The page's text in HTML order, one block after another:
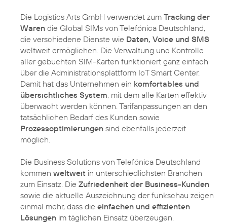
Die Logistics Arts GmbH verwendet zum Tracking der
Waren die Global SIMs von Telefónica Deutschland,
die verschiedene Dienste wie Daten, Voice und SMS
weltweit ermöglichen. Die Verwaltung und Kontrolle
aller gebuchten SIM-Karten funktioniert ganz einfach
über die Administrationsplattform IoT Smart Center.
Damit hat das Unternehmen ein komfortables und
übersichtliches System, mit dem alle Karten effektiv
überwacht werden können. Tarifanpassungen an den
tatsächlichen Bedarf des Kunden sowie
Prozessoptimierungen sind ebenfalls jederzeit
möglich.
Die Business Solutions von Telefónica Deutschland
kommen weltweit in unterschiedlichsten Branchen
zum Einsatz. Die Zufriedenheit der Business-Kunden
sowie die aktuelle Auszeichnung der funkschau zeigen
einmal mehr, dass die einfachen und effizienten
Lösungen im täglichen Einsatz überzeugen.